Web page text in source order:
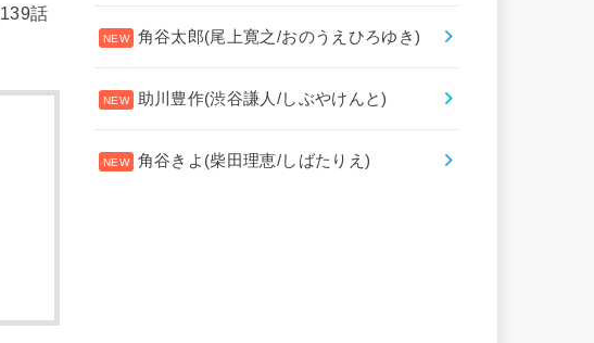
話
角谷太郎(尾上寛之/おのうえひろゆき)
助川豊作(渋谷謙人/しぶやけんと)
角谷きよ(柴田理恵/しばたりえ)